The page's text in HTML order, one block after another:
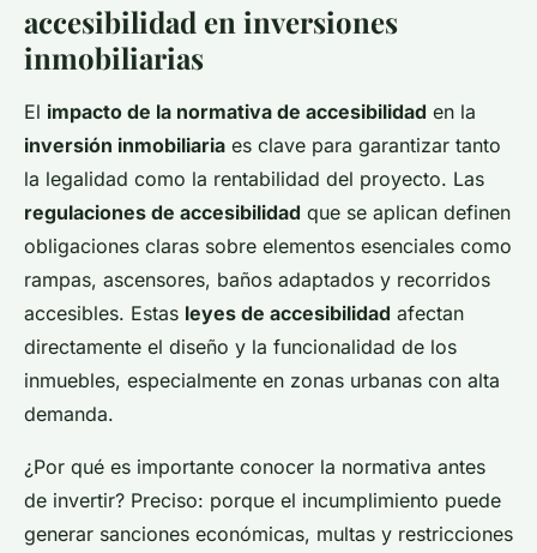
accesibilidad en inversiones
inmobiliarias
El impacto de la normativa de accesibilidad en la
inversión inmobiliaria es clave para garantizar tanto
la legalidad como la rentabilidad del proyecto. Las
regulaciones de accesibilidad que se aplican definen
obligaciones claras sobre elementos esenciales como
rampas, ascensores, baños adaptados y recorridos
accesibles. Estas leyes de accesibilidad afectan
directamente el diseño y la funcionalidad de los
inmuebles, especialmente en zonas urbanas con alta
demanda.
¿Por qué es importante conocer la normativa antes
de invertir? Preciso: porque el incumplimiento puede
generar sanciones económicas, multas y restricciones